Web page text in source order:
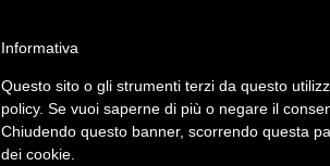
Informativa
Questo sito o gli strumenti terzi da questo
policy. Se vuoi saperne di più o negare il
Chiudendo questo banner, scorrendo questa
dei cookie.